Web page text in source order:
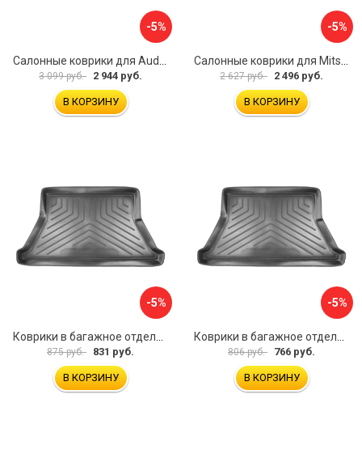
-5%
3 099 руб. 2 944 руб.
В КОРЗИНУ
-5%
2 627 руб. 2 496 руб.
В КОРЗИНУ
-5%
875 руб. 831 руб.
В КОРЗИНУ
-5%
806 руб. 766 руб.
В КОРЗИНУ